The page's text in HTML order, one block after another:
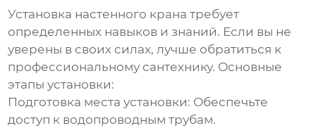
Установка настенного крана требует
определенных навыков и знаний. Если вы не
уверены в своих силах, лучше обратиться к
профессиональному сантехнику. Основные
этапы установки:
Подготовка места установки: Обеспечьте
доступ к водопроводным трубам.